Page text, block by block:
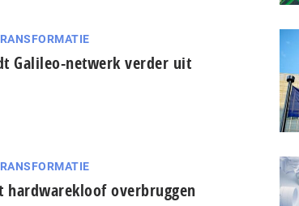
Galileo-netwerk verder uit
hardwarekloof overbruggen